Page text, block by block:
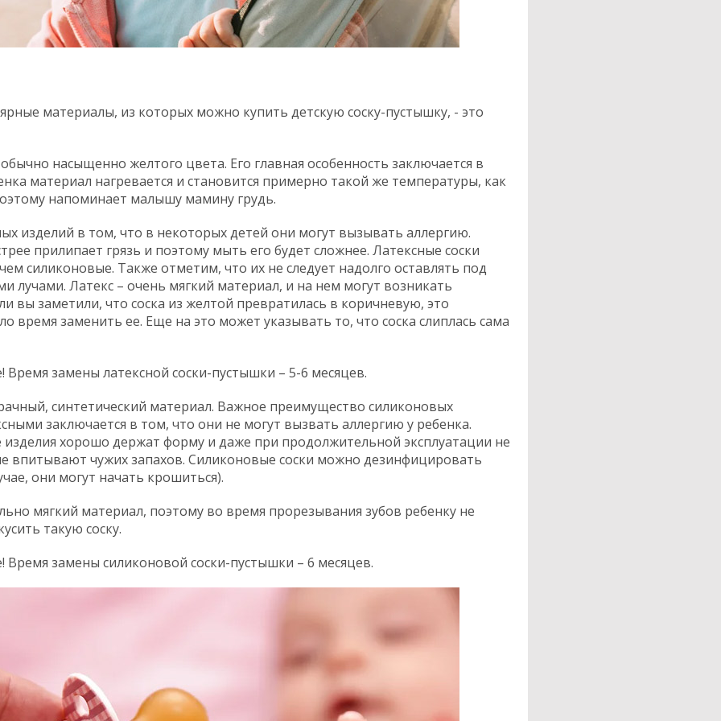
материалы, из которых можно купить детскую соску-пустышку, - это
насыщенно желтого цвета. Его главная особенность заключается в
материал нагревается и становится примерно такой же температуры, как
напоминает малышу мамину грудь.
изделий в том, что в некоторых детей они могут вызывать аллергию.
прилипает грязь и поэтому мыть его будет сложнее. Латексные соски
силиконовые. Также отметим, что их не следует надолго оставлять под
лучами. Латекс – очень мягкий материал, и на нем могут возникать
вы заметили, что соска из желтой превратилась в коричневую, это
время заменить ее. Еще на это может указывать то, что соска слиплась сама
замены латексной соски-пустышки – 5-6 месяцев.
синтетический материал. Важное преимущество силиконовых
заключается в том, что они не могут вызвать аллергию у ребенка.
хорошо держат форму и даже при продолжительной эксплуатации не
впитывают чужих запахов. Силиконовые соски можно дезинфицировать
они могут начать крошиться).
мягкий материал, поэтому во время прорезывания зубов ребенку не
такую соску.
Время замены силиконовой соски-пустышки – 6 месяцев.